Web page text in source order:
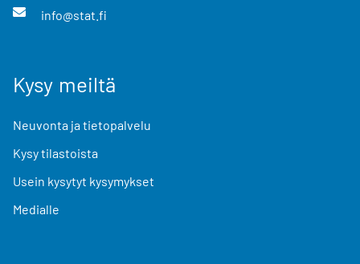
info@stat.fi
Kysy meiltä
Neuvonta ja tietopalvelu
Kysy tilastoista
Usein kysytyt kysymykset
Medialle